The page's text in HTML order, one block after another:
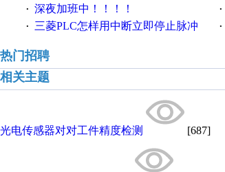
· 深夜加班中！！！！ ·
· 三菱PLC怎样用中断立即停止脉冲 ·
热门招聘
相关主题
光电传感器对对工件精度检测 [687]